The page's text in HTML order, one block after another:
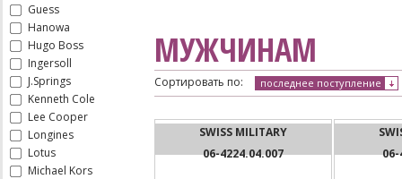
Guess
Hanowa
Hugo Boss
Ingersoll
J.Springs
Kenneth Cole
Lee Cooper
Longines
Lotus
Michael Kors
МУЖЧИНАМ
Сортировать по: последнее поступление
SWISS MILITARY
06-4224.04.007
06-